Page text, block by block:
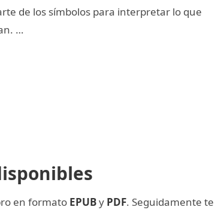
de los símbolos para interpretar lo que
…
en formato EPUBy PDF. Seguidamente te